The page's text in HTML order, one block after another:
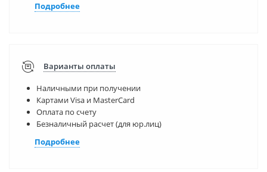
Подробнее
Варианты оплаты
Наличными при получении
Картами Visa и MasterCard
Оплата по счету
Безналичный расчет (для юр.лиц)
Подробнее